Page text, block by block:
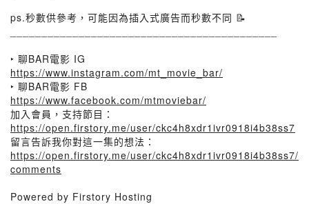
ps.秒數供參考，可能因為插入式廣告而秒數不同 📝⠀
‣ 聊BAR電影 IG
https://www.instagram.com/mt_movie_bar/
‣ 聊BAR電影 FB
https://www.facebook.com/mtmoviebar/
加入會員，支持節目：
https://open.firstory.me/user/ckc4h8xdr1ivr0918i4b38ss7
留言告訴我你對這一集的想法：
https://open.firstory.me/user/ckc4h8xdr1ivr0918i4b38ss7/
comments
Powered by Firstory Hosting